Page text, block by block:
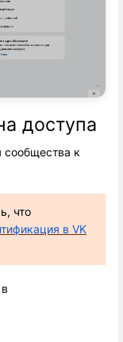
доступа
сообщества к
что
в VK